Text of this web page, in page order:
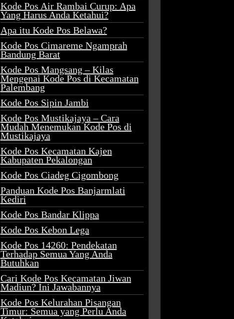
Kode Pos Air Rambai Curup: Apa
Yang Harus Anda Ketahui?
Apa itu Kode Pos Belawa?
Kode Pos Cimareme Ngamprah
Bandung Barat
Kode Pos Mangsang – Kilas
Mengenai Kode Pos di Kecamatan
Palembang
Kode Pos Sipin Jambi
Kode Pos Mustikajaya – Cara
Mudah Menemukan Kode Pos di
Mustikajaya
Kode Pos Kecamatan Kajen
Kabupaten Pekalongan
Kode Pos Ciadeg Cigombong
Panduan Kode Pos Banjarmlati
Kediri
Kode Pos Bandar Klippa
Kode Pos Kebon Lega
Kode Pos 14260: Pendekatan
Terhadap Semua Yang Anda
Butuhkan
Cari Kode Pos Kecamatan Jiwan
Madiun? Ini Jawabannya
Kode Pos Kelurahan Pisangan
Timur: Semua yang Perlu Anda